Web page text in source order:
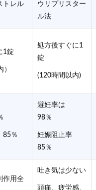
トレル
ウリプリスター
ル法
1錠
）
処方後すぐに1
錠
(120時間以内)
％
避妊率は
98％
妊娠阻止率
85％
作用全
吐き気は少ない
頭痛、疲労感、